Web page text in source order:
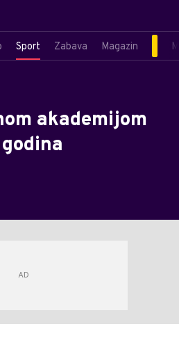
Sport Zabava Magazin
akademijom